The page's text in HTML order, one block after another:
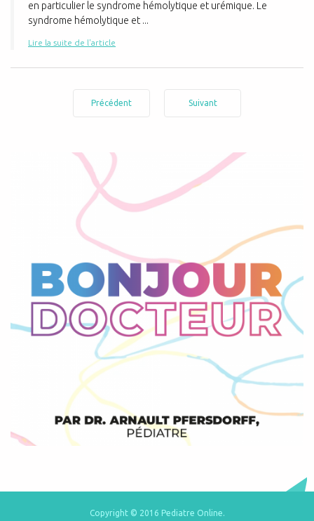
en particulier le syndrome hémolytique et urémique. Le
syndrome hémolytique et ...
Lire la suite de l'article
Précédent Suivant
Copyright © 2016 Pediatre Online.